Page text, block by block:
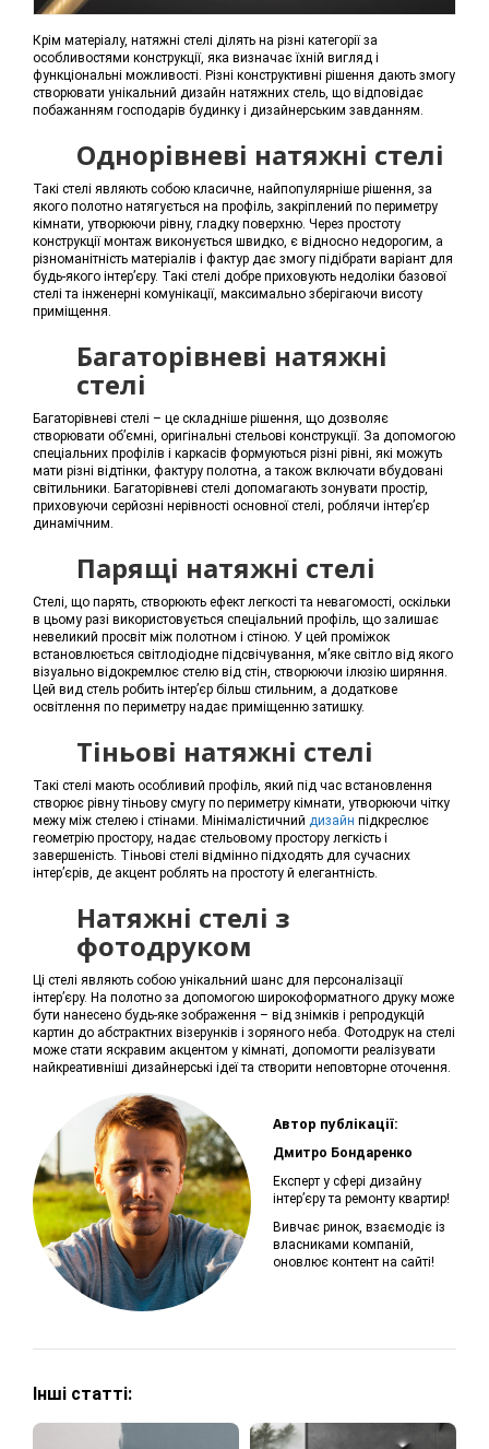
Крім матеріалу, натяжні стелі ділять на різні категорії за
особливостями конструкції, яка визначає їхній вигляд і
функціональні можливості. Різні конструктивні рішення дають змогу
створювати унікальний дизайн натяжних стель, що відповідає
побажанням господарів будинку і дизайнерським завданням.
Однорівневі натяжні стелі
Такі стелі являють собою класичне, найпопулярніше рішення, за
якого полотно натягується на профіль, закріплений по периметру
кімнати, утворюючи рівну, гладку поверхню. Через простоту
конструкції монтаж виконується швидко, є відносно недорогим, а
різноманітність матеріалів і фактур дає змогу підібрати варіант для
будь-якого інтер’єру. Такі стелі добре приховують недоліки базової
стелі та інженерні комунікації, максимально зберігаючи висоту
приміщення.
Багаторівневі натяжні
стелі
Багаторівневі стелі – це складніше рішення, що дозволяє
створювати об’ємні, оригінальні стельові конструкції. За допомогою
спеціальних профілів і каркасів формуються різні рівні, які можуть
мати різні відтінки, фактуру полотна, а також включати вбудовані
світильники. Багаторівневі стелі допомагають зонувати простір,
приховуючи серйозні нерівності основної стелі, роблячи інтер’єр
динамічним.
Парящі натяжні стелі
Стелі, що парять, створюють ефект легкості та невагомості, оскільки
в цьому разі використовується спеціальний профіль, що залишає
невеликий просвіт між полотном і стіною. У цей проміжок
встановлюється світлодіодне підсвічування, м’яке світло від якого
візуально відокремлює стелю від стін, створюючи ілюзію ширяння.
Цей вид стель робить інтер’єр більш стильним, а додаткове
освітлення по периметру надає приміщенню затишку.
Тіньові натяжні стелі
Такі стелі мають особливий профіль, який під час встановлення
створює рівну тіньову смугу по периметру кімнати, утворюючи чітку
межу між стелею і стінами. Мінімалістичний дизайн підкреслює
геометрію простору, надає стельовому простору легкість і
завершеність. Тіньові стелі відмінно підходять для сучасних
інтер’єрів, де акцент роблять на простоту й елегантність.
Натяжні стелі з
фотодруком
Ці стелі являють собою унікальний шанс для персоналізації
інтер’єру. На полотно за допомогою широкоформатного друку може
бути нанесено будь-яке зображення – від знімків і репродукцій
картин до абстрактних візерунків і зоряного неба. Фотодрук на стелі
може стати яскравим акцентом у кімнаті, допомогти реалізувати
найкреативніші дизайнерські ідеї та створити неповторне оточення.
Автор публікації:
Дмитро Бондаренко
Експерт у сфері дизайну
інтер’єру та ремонту квартир!
Вивчає ринок, взаємодіє із
власниками компаній,
оновлює контент на сайті!
Інші статті: